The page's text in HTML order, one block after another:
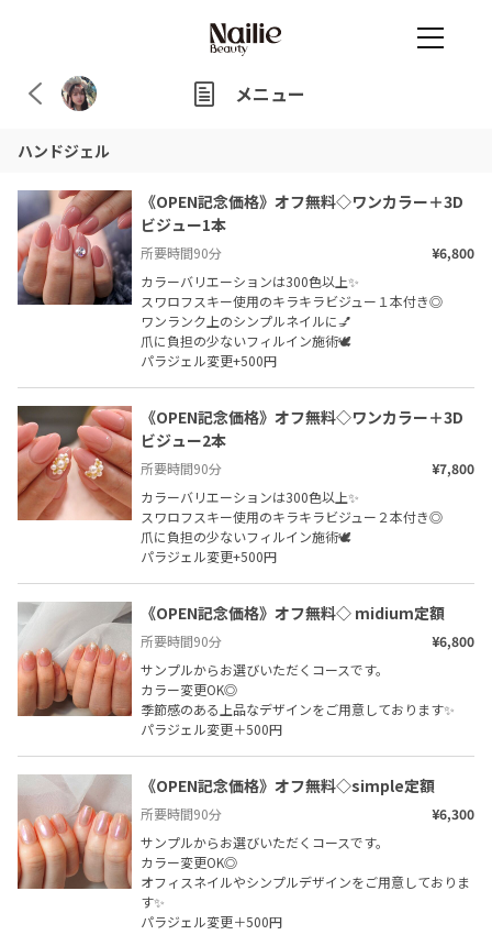
メニュー
ハンドジェル
《OPEN記念価格》オフ無料◇ワンカラー＋3D
ビジュー1本
所要時間90分
¥6,800
カラーバリエーションは300色以上✨
スワロフスキー使用のキラキラビジュー１本付き◎
ワンランク上のシンプルネイルに💅
爪に負担の少ないフィルイン施術🕊️
パラジェル変更+500円
《OPEN記念価格》オフ無料◇ワンカラー＋3D
ビジュー2本
所要時間90分
¥7,800
カラーバリエーションは300色以上✨
スワロフスキー使用のキラキラビジュー２本付き◎
爪に負担の少ないフィルイン施術🕊️
パラジェル変更+500円
《OPEN記念価格》オフ無料◇ midium定額
所要時間90分
¥6,800
サンプルからお選びいただくコースです。
カラー変更OK◎
季節感のある上品なデザインをご用意しております✨
パラジェル変更＋500円
《OPEN記念価格》オフ無料◇simple定額
所要時間90分
¥6,300
サンプルからお選びいただくコースです。
カラー変更OK◎
オフィスネイルやシンプルデザインをご用意しておりま
す✨
パラジェル変更＋500円